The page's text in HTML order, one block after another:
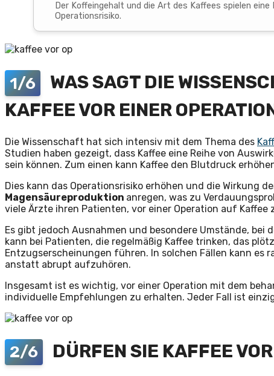
Der Koffeingehalt und die Art des Kaffees spielen
Operationsrisiko.
1/6
WAS SAGT DIE
KAFFEE VOR EINER
Die Wissenschaft hat sich intensiv mit dem Thema des
Studien haben gezeigt, dass Kaffee eine Reihe von
sein können. Zum einen kann Kaffee den Blutdruck
Dies kann das Operationsrisiko erhöhen und die Wirkung
Magensäureproduktion anregen, was zu
viele Ärzte ihren Patienten, vor einer Operation auf Kaffee
Es gibt jedoch Ausnahmen und besondere Umstände, bei
kann bei Patienten, die regelmäßig Kaffee trinken, das
Entzugserscheinungen führen. In solchen Fällen kann es
anstatt abrupt aufzuhören.
Insgesamt ist es wichtig, vor einer Operation mit dem
individuelle Empfehlungen zu erhalten. Jeder Fall ist
2/6 DÜRFEN SIE KAFFEE